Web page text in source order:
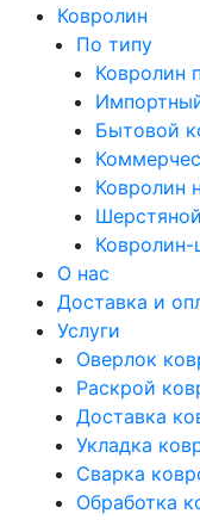
Ковролин
По типу
Ковролин
Бытовой
Ковролин
Ковролин-
О нас
Доставка и
Услуги
Оверлок
Раскрой
Доставка
Укладка
Сварка
Обработка